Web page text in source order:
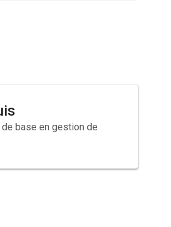
base en gestion de